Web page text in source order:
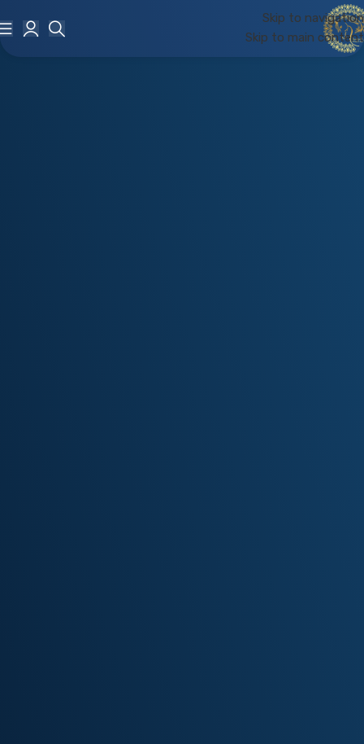
Skip to navigation
Skip to main content